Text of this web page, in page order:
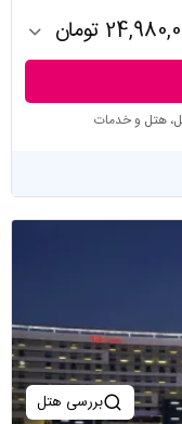
تومان
هتل و خدمات
بررسی هتل